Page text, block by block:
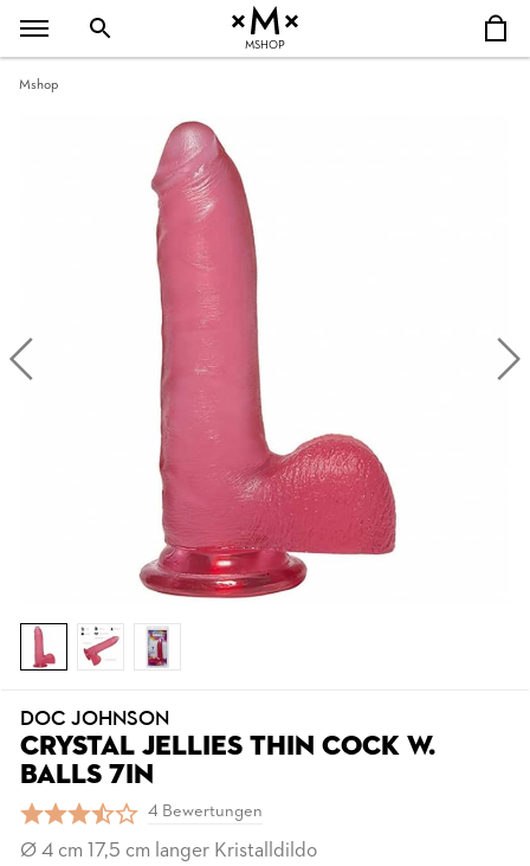
MSHOP
Mshop
DOC JOHNSON
CRYSTAL JELLIES THIN COCK W.
BALLS 7IN
4 Bewertungen
Ø 4 cm 17,5 cm langer Kristalldildo